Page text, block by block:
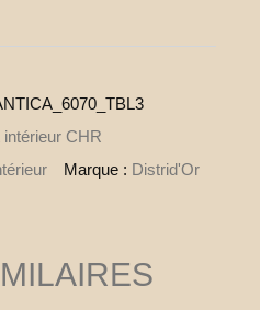
intérieur CHR
Marque : Distrid'Or